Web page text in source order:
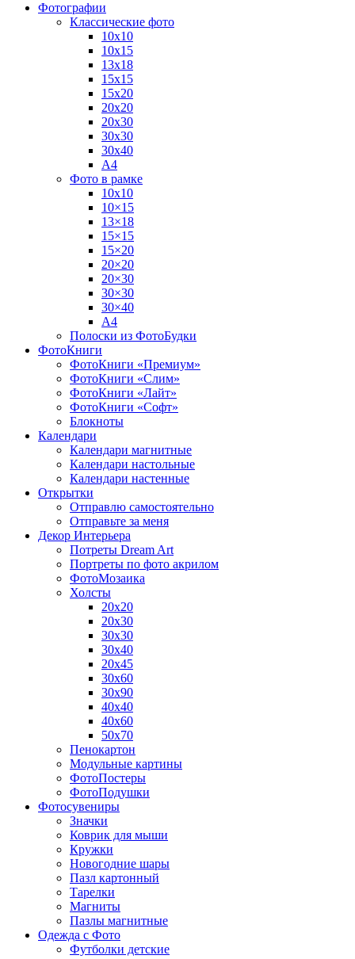
Фотографии
Классические фото
10х10
10х15
13х18
15х15
15х20
20х20
20х30
30х30
30х40
А4
Фото в рамке
10х10
10×15
13×18
15×15
15×20
20×20
20×30
30×30
30×40
A4
Полоски из ФотоБудки
ФотоКниги
ФотоКниги «Премиум»
ФотоКниги «Слим»
ФотоКниги «Лайт»
ФотоКниги «Софт»
Блокноты
Календари
Календари магнитные
Календари настольные
Календари настенные
Открытки
Отправлю самостоятельно
Отправьте за меня
Декор Интерьера
Потреты Dream Art
Портреты по фото акрилом
ФотоМозаика
Холсты
20х20
20х30
30х30
30х40
20х45
30х60
30х90
40х40
40х60
50х70
Пенокартон
Модульные картины
ФотоПостеры
ФотоПодушки
Фотоcувениры
Значки
Коврик для мыши
Кружки
Новогодние шары
Пазл картонный
Тарелки
Магниты
Пазлы магнитные
Одежда с Фото
Футболки детские